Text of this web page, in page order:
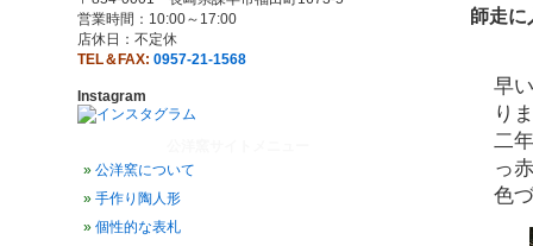
営業時間：10:00～17:00
店休日：不定休
TEL＆FAX: 0957-21-1568
Instagram
公洋窯について
手作り陶人形
個性的な表札
師走に
早
り
二
っ
色